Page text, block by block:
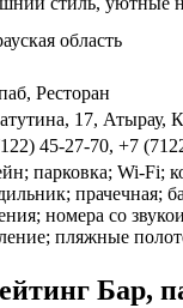
область
Ресторан
17, Атырау,
45-27-70, +7
парковка; Wi-Fi;
прачечная;
номера со
пляжные
Бар,